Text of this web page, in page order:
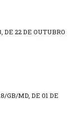
DE 22 DE OUTUBRO
GB/MD, DE 01 DE